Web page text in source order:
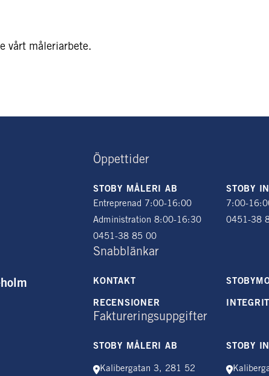
vårt måleriarbete.
Öppettider
STOBY MÅLERI AB
Entreprenad 7:00-16:00
Administration 8:00-16:30
0451-38 85 00
STOBY
7:00-
0451-38
Snabblänkar
KONTAKT
RECENSIONER
Faktureringsuppgifter
STOBY MÅLERI AB
Kalibergatan 3, 281 52
STOBY